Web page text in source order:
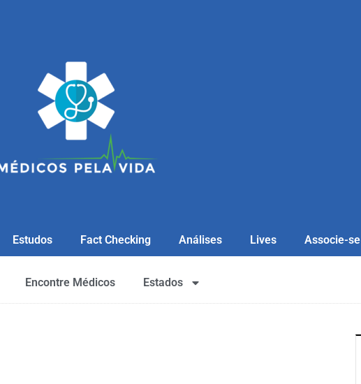
Estudos Fact Checking Análises Lives Associe-se
Encontre Médicos Estados